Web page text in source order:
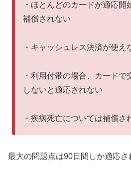
・ほとんどのカードが適応開
補償されない
・キャッシュレス決済が使え
・利用付帯の場合、カードで
しないと適応されない
・疾病死亡については補償さ
最大の問題点は90日間しか適応さ